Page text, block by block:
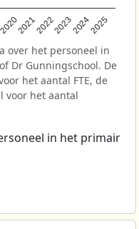
202020212022202320242025
over het personeel in
Dr Gunningschool. De
het aantal FTE, de
voor het aantal
in het primair